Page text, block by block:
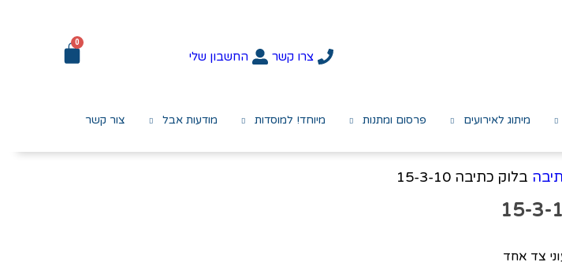
צרו קשר החשבון שלי
0
מיתוג לאירועים פרסום ומתנות מיוחד! למוסדות מודעות אבל צור קשר
בלוק כתיבה 15-3-10